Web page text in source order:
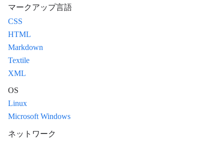
マークアップ言語
CSS
HTML
Markdown
Textile
XML
OS
Linux
Microsoft Windows
ネットワーク